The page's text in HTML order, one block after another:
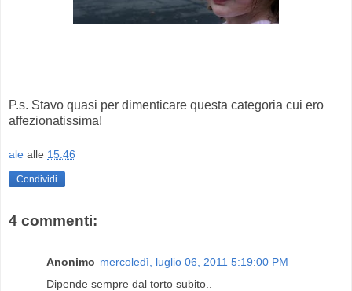
P.s. Stavo quasi per dimenticare questa categoria cui ero
affezionatissima!
ale alle 15:46
Condividi
4 commenti:
Anonimo mercoledì, luglio 06, 2011 5:19:00 PM
Dipende sempre dal torto subito..